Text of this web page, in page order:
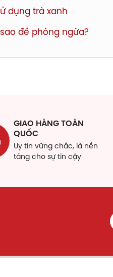
dụng trà xanh
để phòng ngừa?
GIAO HÀNG TOÀN
QUỐC
Uy tín vững chắc, là nền
tảng cho sự tin cậy